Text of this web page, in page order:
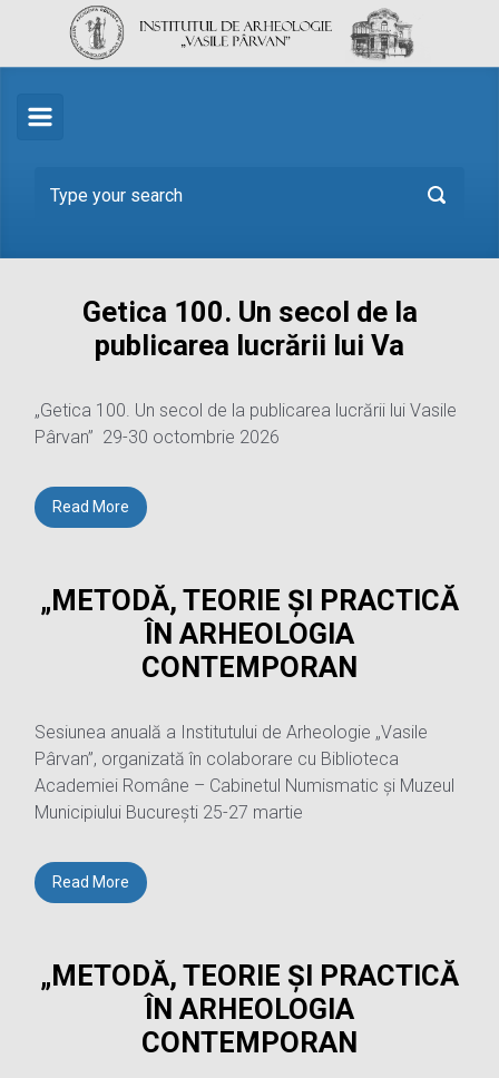
Skip to main content
Getica 100. Un secol de la
publicarea lucrării lui Va
„Getica 100. Un secol de la publicarea lucrării lui Vasile
Pârvan” 29-30 octombrie 2026
Read More
„METODĂ, TEORIE ȘI PRACTICĂ
ÎN ARHEOLOGIA
CONTEMPORAN
Sesiunea anuală a Institutului de Arheologie „Vasile
Pârvan”, organizată în colaborare cu Biblioteca
Academiei Române – Cabinetul Numismatic și Muzeul
Municipiului București 25-27 martie
Read More
„METODĂ, TEORIE ȘI PRACTICĂ
ÎN ARHEOLOGIA
CONTEMPORAN